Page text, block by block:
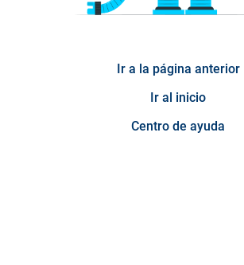
Ir a la página anterior
Ir al inicio
Centro de ayuda